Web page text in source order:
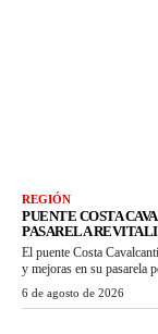
REGIÓN
PUENTE COSTA
PASARELA
El puente Costa
y mejoras en su pasarela
6 de agosto de 2026